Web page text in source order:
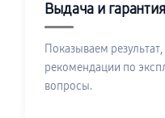
Выдача и гарантия
Показываем
рекомендации по
вопросы.